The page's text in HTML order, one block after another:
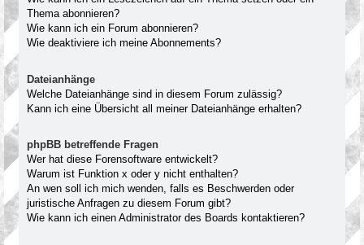
Thema abonnieren?
Wie kann ich ein Forum abonnieren?
Wie deaktiviere ich meine Abonnements?
Dateianhänge
Welche Dateianhänge sind in diesem Forum zulässig?
Kann ich eine Übersicht all meiner Dateianhänge erhalten?
phpBB betreffende Fragen
Wer hat diese Forensoftware entwickelt?
Warum ist Funktion x oder y nicht enthalten?
An wen soll ich mich wenden, falls es Beschwerden oder
juristische Anfragen zu diesem Forum gibt?
Wie kann ich einen Administrator des Boards kontaktieren?